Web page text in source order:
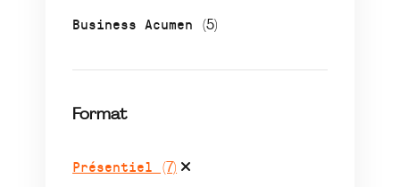
Business Acumen (5)
Format
Présentiel (7)